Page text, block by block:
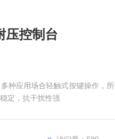
压控制台
种应用场合轻触式按键操作，
定，抗干扰性强